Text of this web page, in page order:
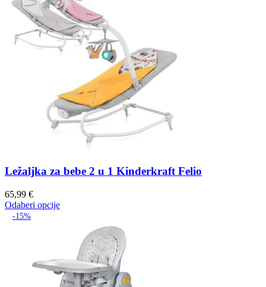
Ležaljka za bebe 2 u 1 Kinderkraft Felio
65,99 €
Odaberi opcije
-15%